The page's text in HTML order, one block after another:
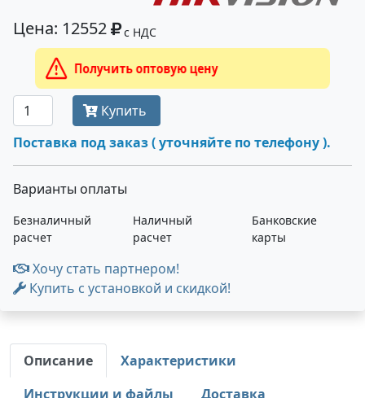
Цена: 12552 с НДС
Получить оптовую цену
Купить
Поставка под заказ ( уточняйте по телефону ).
Варианты оплаты
Безналичный
расчет
Наличный
расчет
Банковские
карты
Хочу стать партнером!
Купить с установкой и скидкой!
Описание
Характеристики
Инструкции и файлы
Доставка